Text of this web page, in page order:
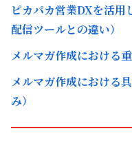
ピカパカ営業DXを活用
配信ツールとの違い）
メルマガ作成における
メルマガ作成における
み）